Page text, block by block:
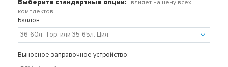
Выберите стандартные опции: "влияет на цену всех
комплектов"
Баллон:
Выносное заправочное устройство: